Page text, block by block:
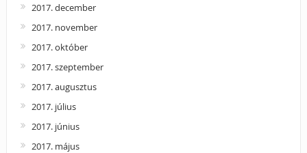
2017. december
2017. november
2017. október
2017. szeptember
2017. augusztus
2017. július
2017. június
2017. május